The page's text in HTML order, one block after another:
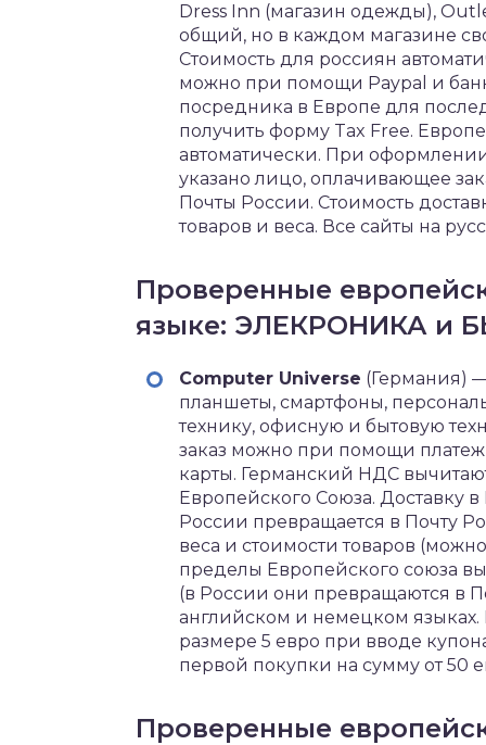
Dress Inn (магазин одежды),
общий, но в каждом магазине
Стоимость для россиян
можно при помощи Paypal и
посредника в Европе для
получить форму Tax Free.
автоматически. При оформлении
указано лицо, оплачивающее
Почты России. Стоимость
товаров и веса. Все сайты на
Проверенные
языке: ЭЛЕКРОНИКА и
Computer Universe (Германия)
планшеты, смартфоны,
технику, офисную и бытовую
заказ можно при помощи
карты. Германский НДС
Европейского Союза. Доставку
России превращается в Почту
веса и стоимости товаров
пределы Европейского союза
(в России они превращаются в
английском и немецком
размере 5 евро при вводе
первой покупки на сумму от 50
Проверенные